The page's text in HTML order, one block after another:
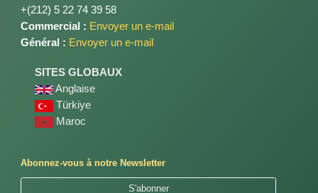
+(212) 5 22 74 39 58
Commercial : Envoyer un e-mail
Général : Envoyer un e-mail
SITES GLOBAUX
Anglaise
Türkiye
Maroc
Abonnez-vous à notre Newsletter
S'abonner